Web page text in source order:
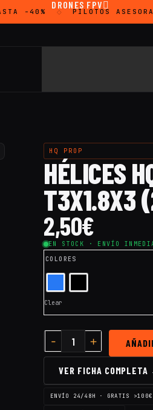
-40% PILOTOS
DRONES FPV
HQ PROP
HÉLICES
T3X1.8X3
2,50€
EN STOCK · ENVÍO
COLORES
Clear
VER FICHA
ENVÍO 24/48H · GRATIS >100€